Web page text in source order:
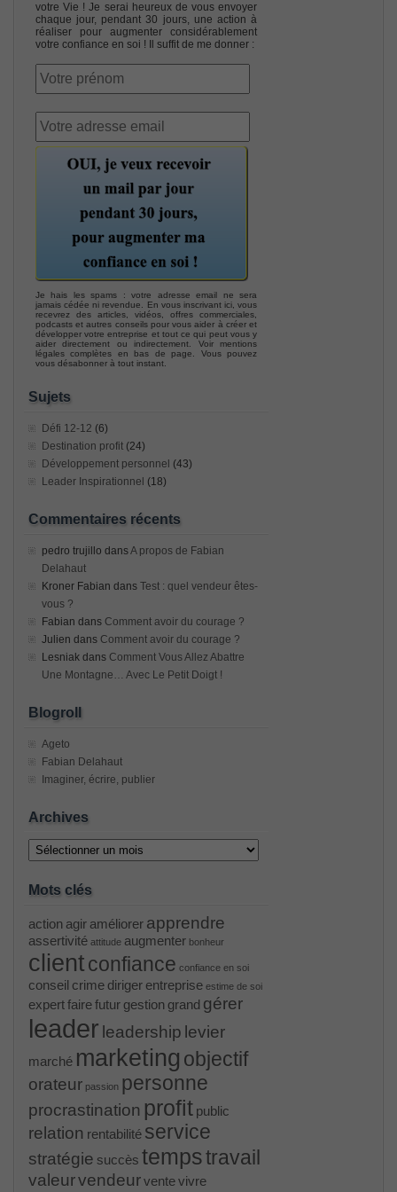
votre Vie ! Je serai heureux de vous envoyer
chaque jour, pendant 30 jours, une action à
réaliser pour augmenter considérablement
votre confiance en soi ! Il suffit de me donner :
Je hais les spams : votre adresse email ne sera
jamais cédée ni revendue. En vous inscrivant ici, vous
recevrez des articles, vidéos, offres commerciales,
podcasts et autres conseils pour vous aider à créer et
développer votre entreprise et tout ce qui peut vous y
aider directement ou indirectement. Voir mentions
légales complètes en bas de page. Vous pouvez
vous désabonner à tout instant.
Sujets
Défi 12-12 (6)
Destination profit (24)
Développement personnel (43)
Leader Inspirationnel (18)
Commentaires récents
pedro trujillo dansA propos de Fabian
Delahaut
Kroner Fabian dans Test : quel vendeur êtes-
vous ?
Fabian dans Comment avoir du courage ?
Julien dans Comment avoir du courage ?
Lesniak dans Comment Vous Allez Abattre
Une Montagne… Avec Le Petit Doigt !
Blogroll
Ageto
Fabian Delahaut
Imaginer, écrire, publier
Archives
Archives
Mots clés
action agir améliorer apprendre
assertivité attitude augmenter bonheur
client confiance confiance en soi
conseil crime diriger entreprise estime de soi
expertfairefutur gestion grand gérer
leader leadership levier
marché marketing objectif
orateur passion personne
procrastination profit public
relation rentabilité service
stratégie succès tempstravail
valeurvendeurventevivre